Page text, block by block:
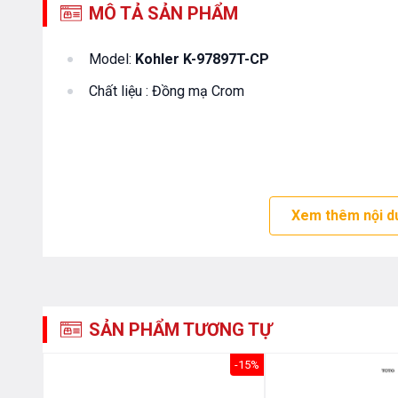
MÔ TẢ SẢN PHẨM
Model: Kohler K-97897T-CP
Chất liệu : Đồng mạ Crom
Xem thêm nội
SẢN PHẨM TƯƠNG TỰ
-15%